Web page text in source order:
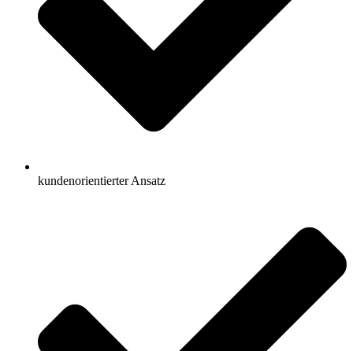
kundenorientierter Ansatz